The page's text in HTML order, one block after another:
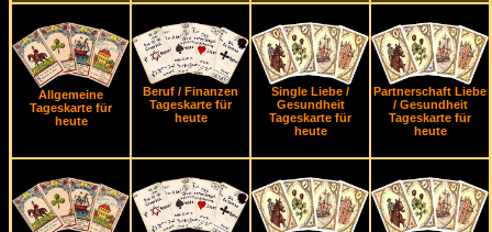
Allgemeine
Tageskarte für
heute
Beruf / Finanzen
Tageskarte für
heute
Single Liebe /
Gesundheit
Tageskarte für
heute
Partnerschaft Liebe
/ Gesundheit
Tageskarte für
heute